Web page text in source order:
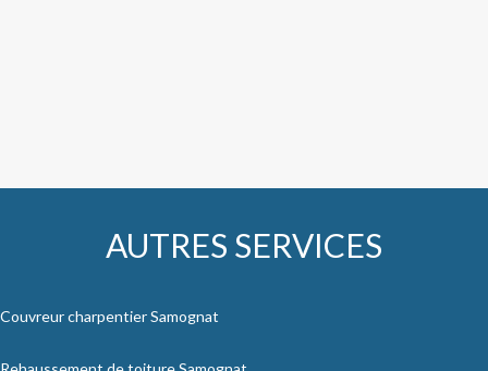
AUTRES SERVICES
Couvreur charpentier Samognat